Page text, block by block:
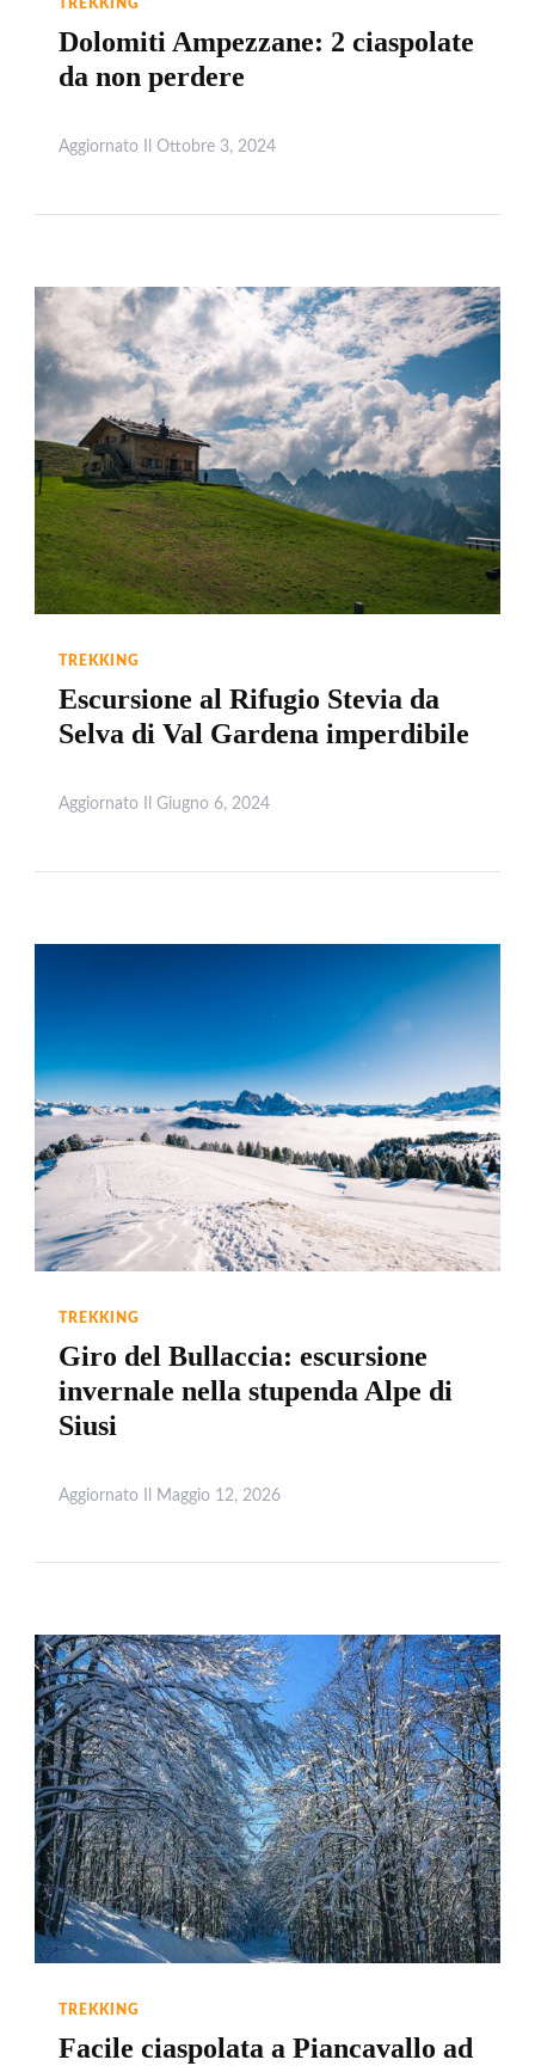
TREKKING
Dolomiti Ampezzane: 2 ciaspolate
da non perdere
Aggiornato Il Ottobre 3, 2024
TREKKING
Escursione al Rifugio Stevia da
Selva di Val Gardena imperdibile
Aggiornato Il Giugno 6, 2024
TREKKING
Giro del Bullaccia: escursione
invernale nella stupenda Alpe di
Siusi
Aggiornato Il Maggio 12, 2026
TREKKING
Facile ciaspolata a Piancavallo ad